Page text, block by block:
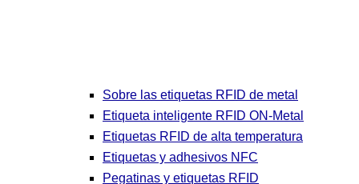
Sobre las etiquetas RFID de metal
Etiqueta inteligente RFID ON-Metal
Etiquetas RFID de alta temperatura
Etiquetas y adhesivos NFC
Pegatinas y etiquetas RFID